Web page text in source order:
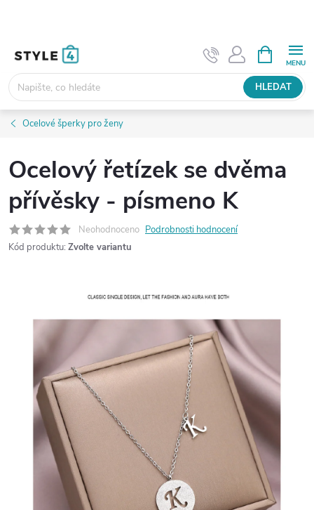
HLEDAT
NÁKUPNÍ
KOŠÍK
Ocelové šperky pro ženy
Ocelový řetízek se dvěma
přívěsky - písmeno K
Neohodnoceno Podrobnosti hodnocení
Kód produktu: Zvolte variantu